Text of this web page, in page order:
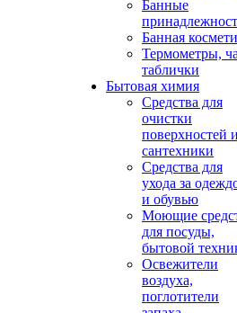
Банные
Банная
Термометры,
таблички
Бытовая химия
Средства для
очистки
поверхностей
сантехники
Средства для
ухода за
и обувью
Моющие
для посуды,
бытовой
Освежители
воздуха,
поглотители